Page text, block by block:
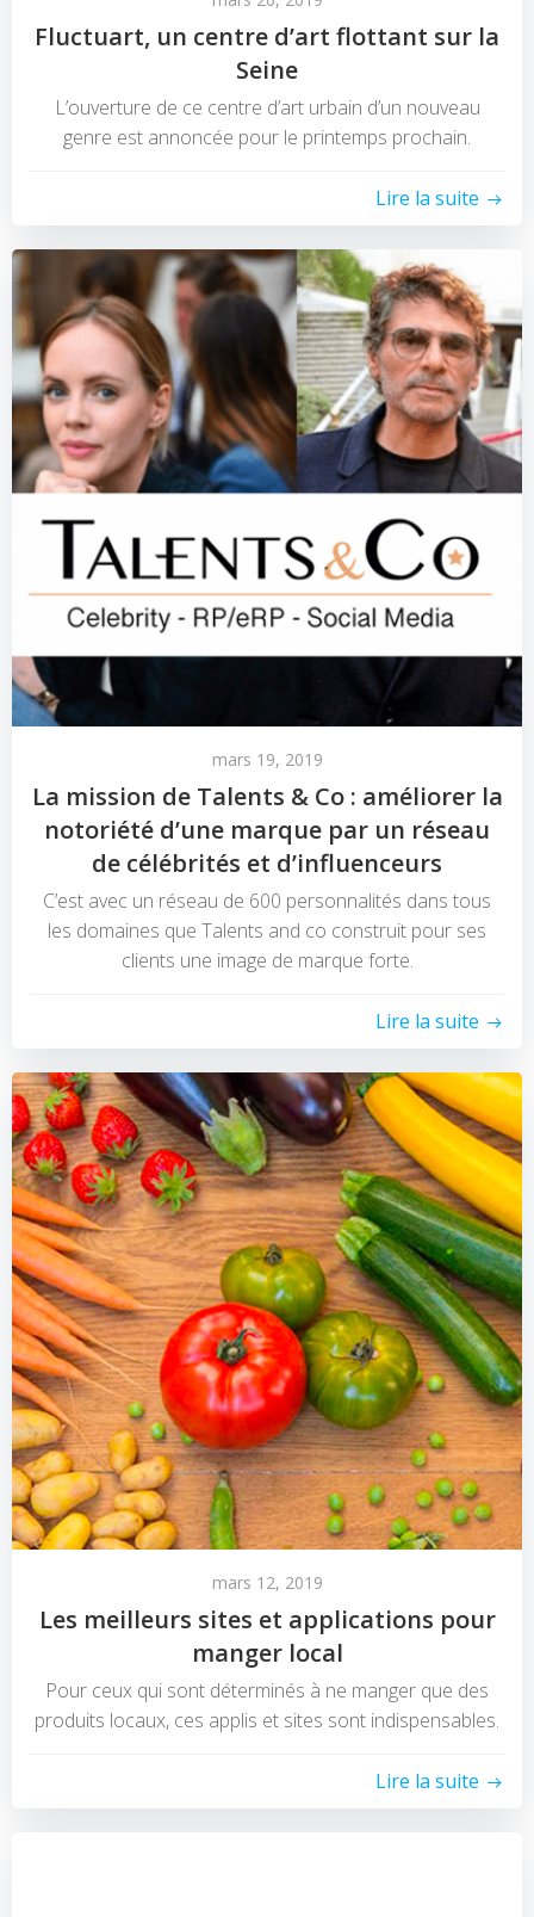
Fluctuart, un centre d’art flottant sur la
Seine
L’ouverture de ce centre d’art urbain d’un nouveau
genre est annoncée pour le printemps prochain.
Lire la suite
mars 19, 2019
La mission de Talents & Co : améliorer la
notoriété d’une marque par un réseau
de célébrités et d’influenceurs
C’est avec un réseau de 600 personnalités dans tous
les domaines que Talents and co construit pour ses
clients une image de marque forte.
Lire la suite
mars 12, 2019
Les meilleurs sites et applications pour
manger local
Pour ceux qui sont déterminés à ne manger que des
produits locaux, ces applis et sites sont indispensables.
Lire la suite